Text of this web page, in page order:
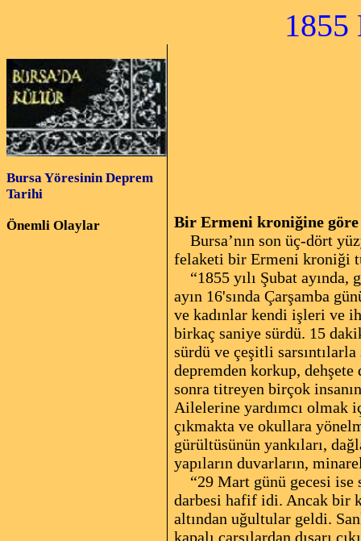
1855
Bursa Yöresinin Deprem
Tarihi
Önemli Olaylar
Bir Ermeni kroniğine göre
Bursa’nın son üç-dört
felaketi bir Ermeni kroniği
“1855 yılı Şubat ayında,
ayın 16'sında Çarşamba
ve kadınlar kendi işleri ve
birkaç saniye sürdü. 15
sürdü ve çeşitli
depremden korkup,
sonra titreyen birçok
Ailelerine yardımcı olmak
çıkmakta ve okullara
gürültüsünün yankıları,
yapıların duvarların,
“29 Mart günü gecesi ise
darbesi hafif idi. Ancak bir
altından uğultular geldi.
kapalı çarşılardan dışarı